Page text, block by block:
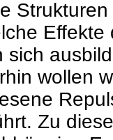
sich
wollen
Zu